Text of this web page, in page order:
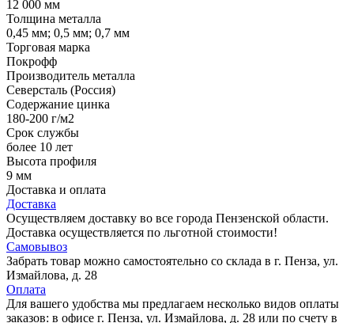
12 000 мм
Толщина металла
0,45 мм; 0,5 мм; 0,7 мм
Торговая марка
Покрофф
Производитель металла
Северсталь (Россия)
Содержание цинка
180-200 г/м2
Срок службы
более 10 лет
Высота профиля
9 мм
Доставка и оплата
Доставка
Осуществляем доставку во все города Пензенской области.
Доставка осуществляется по льготной стоимости!
Самовывоз
Забрать товар можно самостоятельно со склада в г. Пенза, ул.
Измайлова, д. 28
Оплата
Для вашего удобства мы предлагаем несколько видов оплаты
заказов: в офисе г. Пенза, ул. Измайлова, д. 28 или по счету в